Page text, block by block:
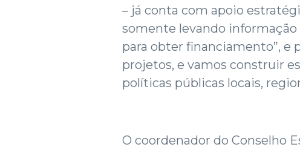
– já conta com apoio
somente levando informação
para obter financiamento”, e
projetos, e vamos construir
políticas públicas locais,
O coordenador do Conselho